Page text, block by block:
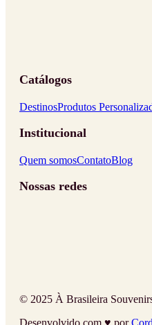
Catálogos
DestinosProdutos
Institucional
Quem somosContatoBlog
Nossas redes
© 2025 À Brasileira
Desenvolvido com ♥ por